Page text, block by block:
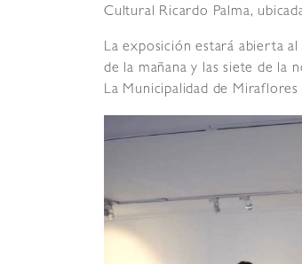
Cultural Ricardo Palma,
La exposición estará abierta
de la mañana y las siete de la
La Municipalidad de Miraflores